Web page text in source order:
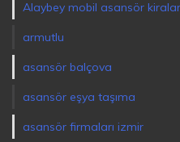
Alaybey mobil asansör
armutlu
asansör balçova
asansör eşya taşıma
asansör firmaları izmir